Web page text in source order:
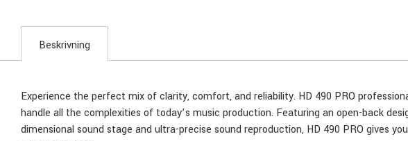
Beskrivning
Experience the perfect mix of clarity, comfort, and reliability. HD 490 PRO
handle all the complexities of today’s music production. Featuring an open-back
dimensional sound stage and ultra-precise sound reproduction, HD 490 PRO gives